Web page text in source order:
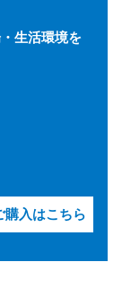
生活環境を
購入はこちら